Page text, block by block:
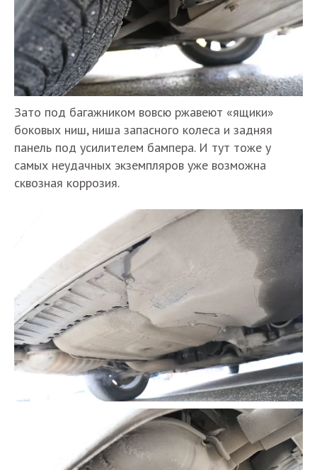
Зато под багажником вовсю ржавеют «ящики»
боковых ниш, ниша запасного колеса и задняя
панель под усилителем бампера. И тут тоже у
самых неудачных экземпляров уже возможна
сквозная коррозия.